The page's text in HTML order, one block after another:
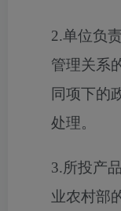
2.单位负
管理关系
同项下的
处理。
3.所投产
业农村部